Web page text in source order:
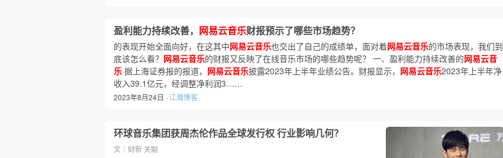
盈利能力持续改善， 网易云音乐财报预示了哪些市场趋势？
的表现开始全面向好，在这其中网易云音乐也交出了自己的成绩单，面对着网易云音乐的市场表现，我们到
底该怎么看？ 网易云音乐的财报又反映了在线音乐市场的哪些趋势呢？ 一、盈利能力持续改善的网易云音
乐 据上海证券报的报道， 网易云音乐披露2023年上半年业绩公告。财报显示， 网易云音乐2023年上半年净
收入39.1亿元，经调整净利润3……
2023年8月24日 ·江瀚博客
环球音乐集团获周杰伦作品全球发行权 行业影响几何？
文｜财新 关聪